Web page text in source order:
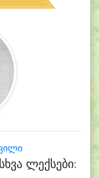
სხვა ლექსები: